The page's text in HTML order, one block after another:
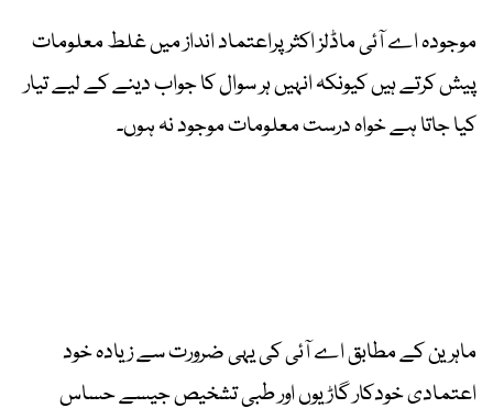
موجودہ اے آئی ماڈلز اکثر پراعتماد انداز میں غلط معلومات
پیش کرتے ہیں کیونکہ انہیں ہر سوال کا جواب دینے کے لیے تیار
کیا جاتا ہے خواہ درست معلومات موجود نہ ہوں۔
ماہرین کے مطابق اے آئی کی یہی ضرورت سے زیادہ خود
اعتمادی خودکار گاڑیوں اور طبی تشخیص جیسے حساس